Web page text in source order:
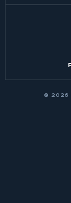
© 2026